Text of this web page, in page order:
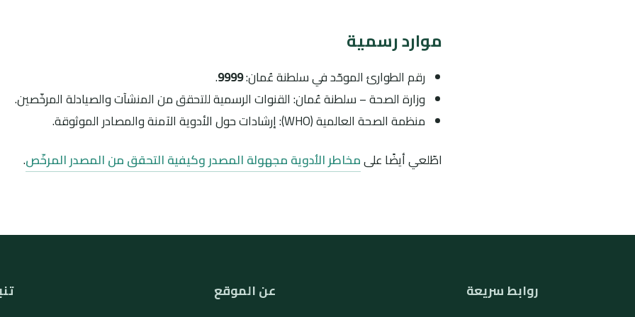
موارد رسمية
رقم الطوارئ الموحّد في سلطنة عُمان:9999
.
وزارة الصحة – سلطنة عُمان: القنوات الرسمية للتحقق من المنشآت والصيادلة المرخّصين.
منظمة الصحة العالمية (WHO): إرشادات حول الأدوية الآمنة والمصادر الموثوقة.
اطّلعي أيضًا علىمخاطر الأدوية مجهولة المصدر وكيفية التحقق من المصدر المرخّص.
روابط سريعة عن الموقع